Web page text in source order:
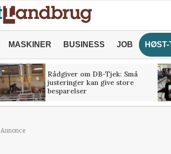
MASKINER BUSINESS JOB HØST-
Rådgiver om DB-Tjek: Små
justeringer kan give store
besparelser
Annonce